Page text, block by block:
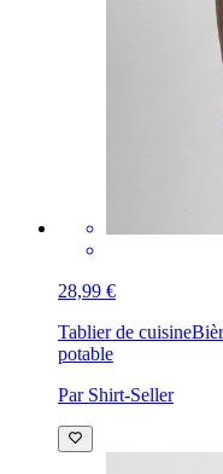
28,99 €
Tablier de cuisine
potable
Par Shirt-Seller